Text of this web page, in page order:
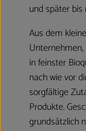
und später bis
Aus dem
in feinster
nach wie vor
sorgfältige
Produkte.
grundsätzlich